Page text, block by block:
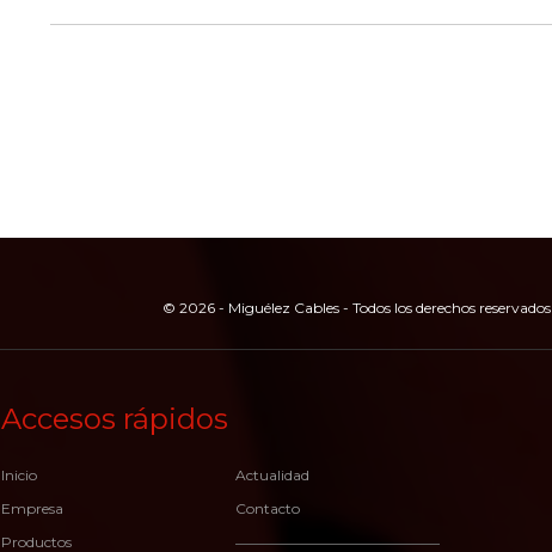
© 2026 - Miguélez Cables - Todos los derechos reservados
Accesos rápidos
Inicio
Empresa
Productos
Actualidad
Contacto